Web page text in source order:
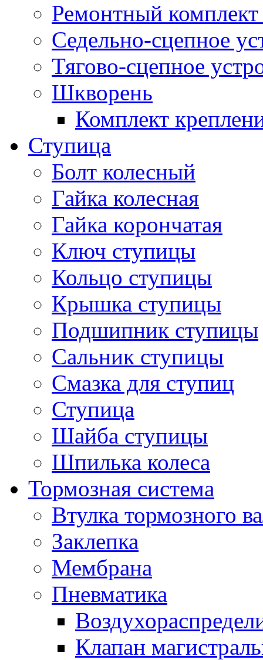
Ремонтный комплект
Седельно-сцепное
Тягово-сцепное
Шкворень
Комплект
Ступица
Болт колесный
Гайка колесная
Гайка корончатая
Ключ ступицы
Кольцо ступицы
Крышка ступицы
Подшипник ступицы
Сальник ступицы
Смазка для ступиц
Ступица
Шайба ступицы
Шпилька колеса
Тормозная система
Втулка тормозного
Заклепка
Мембрана
Пневматика
Клапан